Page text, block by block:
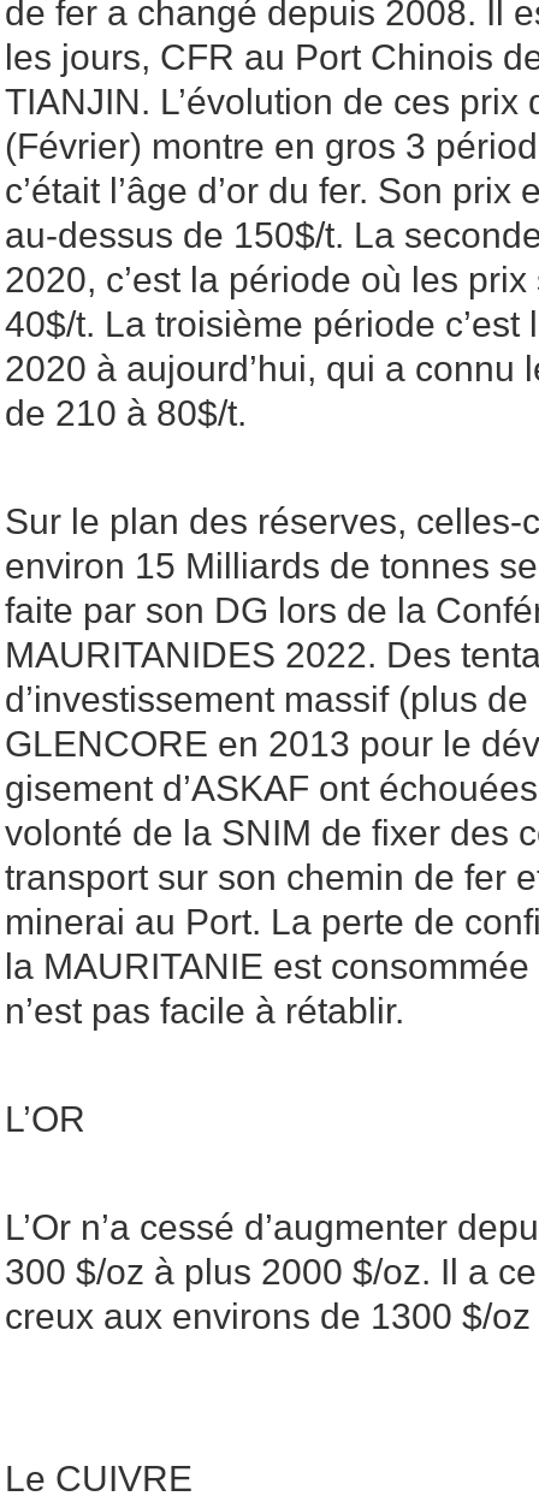
de fer a changé depuis 2008. Il
les jours, CFR au Port Chinois
TIANJIN. L’évolution de ces
(Février) montre en gros 3
c’était l’âge d’or du fer. Son
au-dessus de 150$/t. La
2020, c’est la période où les
40$/t. La troisième période
2020 à aujourd’hui, qui a connu
de 210 à 80$/t.
Sur le plan des réserves, celles-
environ 15 Milliards de tonnes
faite par son DG lors de la
MAURITANIDES 2022. Des
d’investissement massif (plus
GLENCORE en 2013 pour le
gisement d’ASKAF ont
volonté de la SNIM de fixer des
transport sur son chemin de fer
minerai au Port. La perte de
la MAURITANIE est
n’est pas facile à rétablir.
L’OR
L’Or n’a cessé d’augmenter
300 $/oz à plus 2000 $/oz. Il a
creux aux environs de 1300 $/
Le CUIVRE